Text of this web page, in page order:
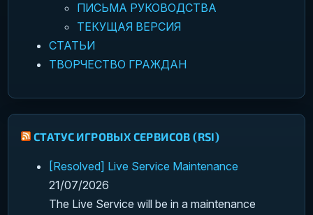
ПИСЬМА РУКОВОДСТВА
ТЕКУЩАЯ ВЕРСИЯ
СТАТЬИ
ТВОРЧЕСТВО ГРАЖДАН
СТАТУС ИГРОВЫХ СЕРВИСОВ (RSI)
[Resolved] Live Service Maintenance
21/07/2026
The Live Service will be in a maintenance